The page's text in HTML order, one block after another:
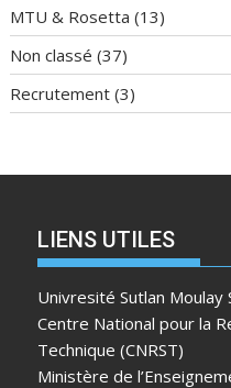
MTU & Rosetta (13)
Non classé (37)
Recrutement (3)
LIENS UTILES
Univresité Sutlan Moulay
Centre National pour la
Technique (CNRST)
Ministère de